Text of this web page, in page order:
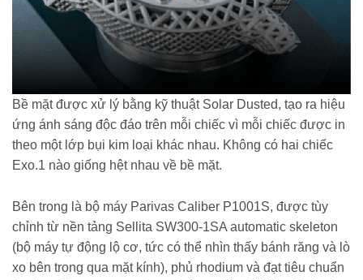
Bề mặt được xử lý bằng kỹ thuật Solar Dusted, tạo ra hiệu
ứng ánh sáng độc đáo trên mỗi chiếc vì mỗi chiếc được in
theo một lớp bụi kim loại khác nhau. Không có hai chiếc
Exo.1 nào giống hệt nhau về bề mặt.
Bên trong là bộ máy Parivas Caliber P1001S, được tùy
chỉnh từ nền tảng Sellita SW300-1SA automatic skeleton
(bộ máy tự động lộ cơ, tức có thể nhìn thấy bánh răng và lò
xo bên trong qua mặt kính), phủ rhodium và đạt tiêu chuẩn